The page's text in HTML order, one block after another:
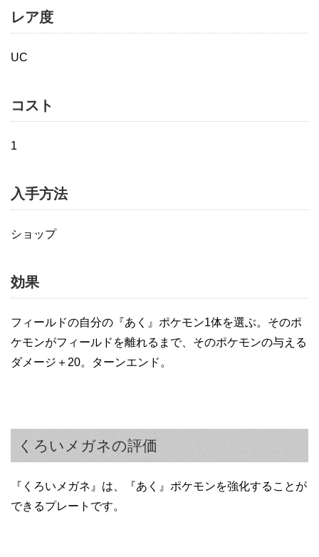
レア度
UC
コスト
1
入手方法
ショップ
効果
フィールドの自分の『あく』ポケモン1体を選ぶ。そのポ
ケモンがフィールドを離れるまで、そのポケモンの与える
ダメージ＋20。ターンエンド。
くろいメガネの評価
『くろいメガネ』は、『あく』ポケモンを強化することが
できるプレートです。